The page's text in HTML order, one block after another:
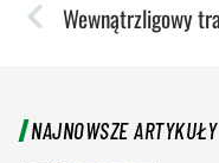
NAJNOWSZE ARTYKUŁY